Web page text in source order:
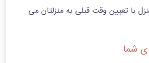
با تعیین وقت قبلی به منزلتان می
شما